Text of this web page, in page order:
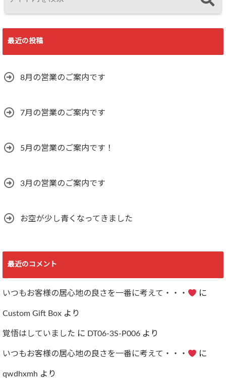
最近の投稿
8月の営業のご案内です
7月の営業のご案内です
5月の営業のご案内です！
3月の営業のご案内です
お空が少し青くなってきました
最近のコメント
いつもお客様の居心地の良さを一番に考えて・・・ に
Custom Gift Box より
覚悟はしていました に DT06-3S-P006 より
いつもお客様の居心地の良さを一番に考えて・・・ に
qwdhxmh より